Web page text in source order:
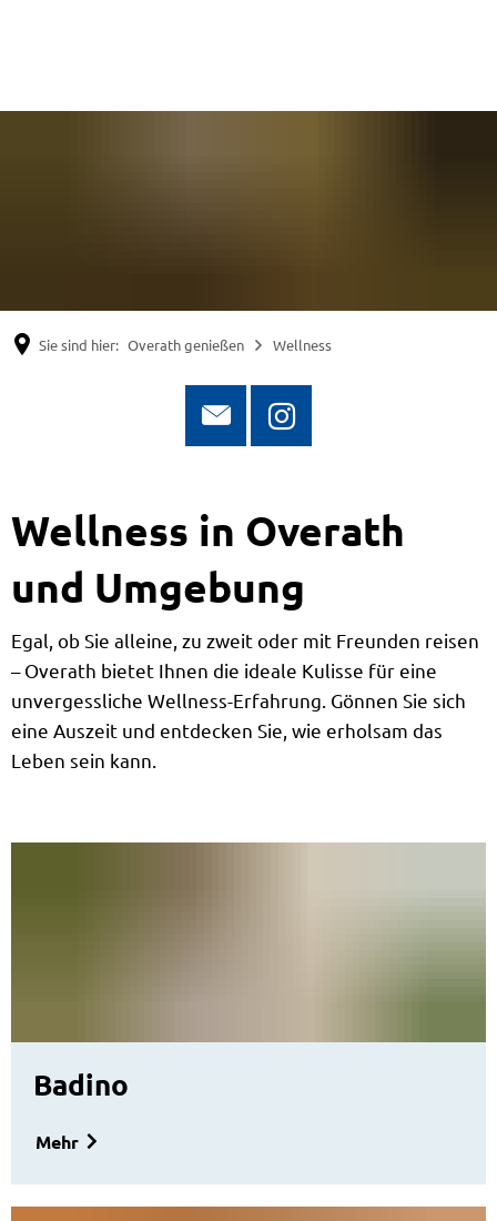
Sie sind hier: Overath genießen Wellness
Wellness
Wellness in Overath
und Umgebung
Egal, ob Sie alleine, zu zweit oder mit Freunden reisen
– Overath bietet Ihnen die ideale Kulisse für eine
unvergessliche Wellness-Erfahrung. Gönnen Sie sich
eine Auszeit und entdecken Sie, wie erholsam das
Leben sein kann.
Badino
Mehr